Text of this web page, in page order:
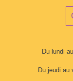
Du lundi
Du jeudi au